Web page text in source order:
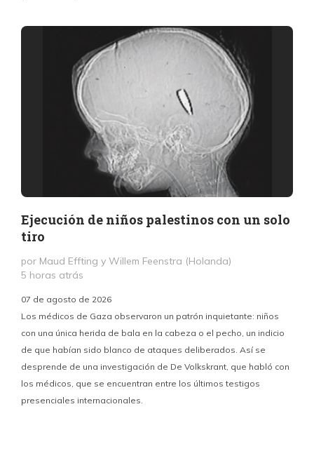
Ejecución de niños palestinos con un solo
tiro
por Maud Effting y Willem Feenstra (Holanda)
5 horas atrás
07 de agosto de 2026
Los médicos de Gaza observaron un patrón inquietante: niños
con una única herida de bala en la cabeza o el pecho, un indicio
de que habían sido blanco de ataques deliberados. Así se
desprende de una investigación de De Volkskrant, que habló con
los médicos, que se encuentran entre los últimos testigos
presenciales internacionales.